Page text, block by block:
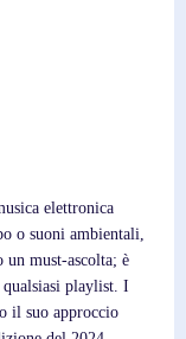
elettronica
o suoni ambientali,
un must-ascolta; è
qualsiasi playlist. I
il suo approccio